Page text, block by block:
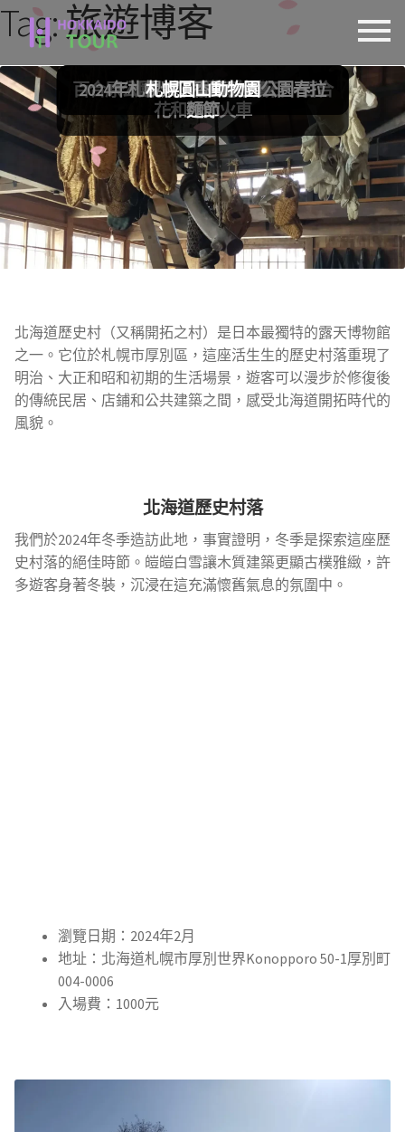
跳
至
導
覽
列
跳
至
主
要
內
容
Tag:旅遊博客
北海道歷史村落指南
北海道歷史村（又稱開拓之村）是日本最獨特的露天博物館
之一。它位於札幌市厚別區，這座活生生的歷史村落重現了
明治、大正和昭和初期的生活場景，遊客可以漫步於修復後
的傳統民居、店鋪和公共建築之間，感受北海道開拓時代的
風貌。
北海道歷史村落
我們於2024年冬季造訪此地，事實證明，冬季是探索這座歷
史村落的絕佳時節。皚皚白雪讓木質建築更顯古樸雅緻，許
多遊客身著冬裝，沉浸在這充滿懷舊氣息的氛圍中。
瀏覽日期：2024年2月
地址：北海道札幌市厚別世界Konopporo 50-1厚別町
004-0006
入場費：1000元
稚內日本的最北端
百合原公園、札幌隱藏的寶石、百合
花和迷你火車
2024年札幌紫丁香節 大通公園春拉
麵節
札幌圓山動物園